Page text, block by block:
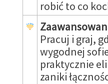
robić to co
Pracuj i graj,
wygodnej
praktycznie
zaniki